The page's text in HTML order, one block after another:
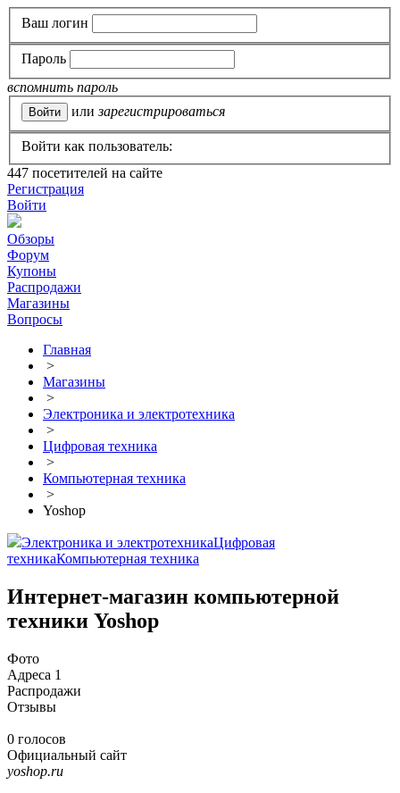
Ваш логин
Пароль
вспомнить пароль
или зарегистрироваться
Войти как пользователь:
447 посетителей на сайте
Регистрация
Войти
Обзоры
Форум
Купоны
Распродажи
Магазины
Вопросы
Главная
>
Магазины
>
Электроника и электротехника
>
Цифровая техника
>
Компьютерная техника
>
Yoshop
Электроника и электротехникаЦифровая
техникаКомпьютерная техника
Интернет-магазин компьютерной
техники Yoshop
Фото
Адреса 1
Распродажи
Отзывы
0 голосов
Официальный сайт
yoshop.ru